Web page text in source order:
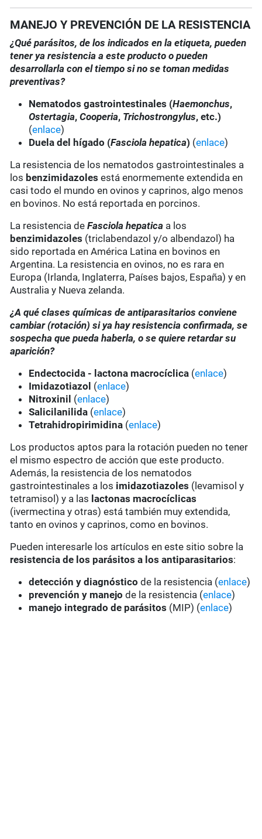
MANEJO Y PREVENCIÓN DE LA RESISTENCIA
¿Qué parásitos, de los indicados en la etiqueta, pueden
tener ya resistencia a este producto o pueden
desarrollarla con el tiempo si no se toman medidas
preventivas?
Nematodos gastrointestinales (Haemonchus,
Ostertagia,Cooperia, Trichostrongylus, etc.)
(enlace)
Duela del hígado (Fasciola hepatica) (enlace)
La resistencia de los nematodos gastrointestinales a
los benzimidazoles está enormemente extendida en
casi todo el mundo en ovinos y caprinos, algo menos
en bovinos. No está reportada en porcinos.
La resistencia deFasciola hepatica a los
benzimidazoles (triclabendazol y/o albendazol) ha
sido reportada en América Latina en bovinos en
Argentina. La resistencia en ovinos, no es rara en
Europa (Irlanda, Inglaterra, Países bajos, España) y en
Australia y Nueva zelanda.
¿A qué clases químicas de antiparasitarios conviene
cambiar (rotación) si ya hay resistencia confirmada, se
sospecha que pueda haberla, o se quiere retardar su
aparición?
Endectocida - lactona macrocíclica (enlace)
Imidazotiazol (enlace)
Nitroxinil (enlace)
Salicilanilida (enlace)
Tetrahidropirimidina (enlace)
Los productos aptos para la rotación pueden no tener
el mismo espectro de acción que este producto.
Además, la resistencia de los nematodos
gastrointestinales a los imidazotiazoles (levamisol y
tetramisol) y a las lactonas macrocíclicas
(ivermectina y otras) está también muy extendida,
tanto en ovinos y caprinos, como en bovinos.
Pueden interesarle los artículos en este sitio sobre la
resistencia de los parásitos a los antiparasitarios:
detección y diagnóstico de la resistencia (enlace)
prevención y manejo de la resistencia (enlace)
manejo integrado de parásitos (MIP) (enlace)